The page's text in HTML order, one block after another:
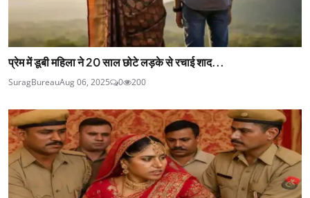
प्रेम में डूबी महिला ने 20 साल छोटे लड़के से रचाई शाद...
SuragBureauAug 06, 2025 0 200